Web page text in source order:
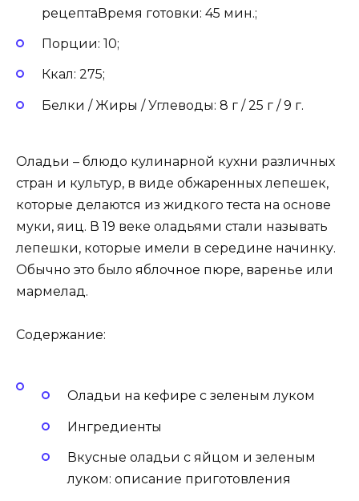
рецептаВремя готовки: 45 мин.;
Порции: 10;
Ккал: 275;
Белки / Жиры / Углеводы: 8 г / 25 г / 9 г.
Оладьи – блюдо кулинарной кухни различных
стран и культур, в виде обжаренных лепешек,
которые делаются из жидкого теста на основе
муки, яиц. В 19 веке оладьями стали называть
лепешки, которые имели в середине начинку.
Обычно это было яблочное пюре, варенье или
мармелад.
Содержание:
Оладьи на кефире с зеленым луком
Ингредиенты
Вкусные оладьи с яйцом и зеленым
луком: описание приготовления